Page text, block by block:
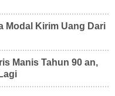
Modal Kirim Uang Dari
Manis Tahun 90 an,